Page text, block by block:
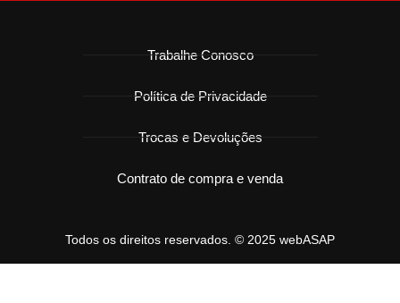
Todos os direitos reservados. © 2025 webASAP
Trabalhe Conosco
Política de Privacidade
Trocas e Devoluções
Contrato de compra e venda